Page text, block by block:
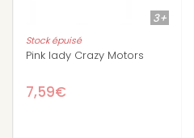
3+
Stock épuisé
Pink lady Crazy Motors
7,59€